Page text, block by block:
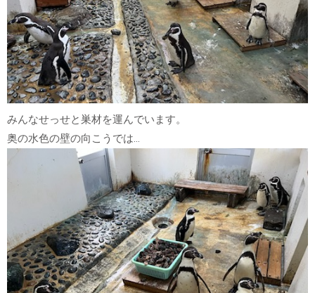
みんなせっせと巣材を運んでいます。
奥の水色の壁の向こうでは…